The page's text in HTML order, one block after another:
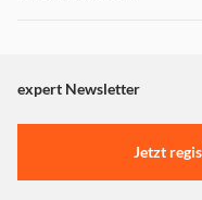
"Marketing".
Einstellungen
expert Newsletter
Jetzt